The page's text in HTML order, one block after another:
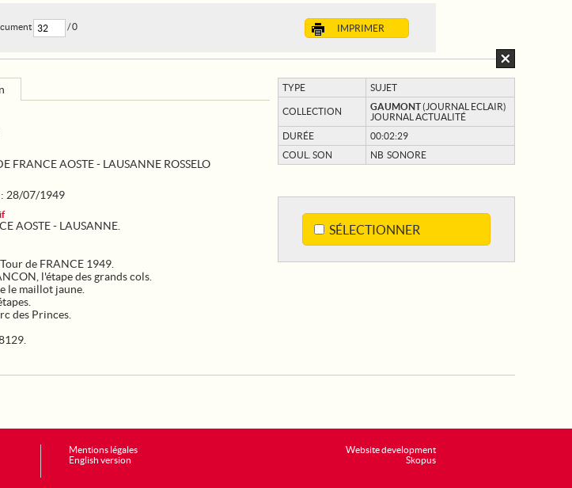
IMPRIMER
/ 0
TYPE SUJET
COLLECTION GAUMONT(JOURNAL ECLAIR)
JOURNAL ACTUALITÉ
DURÉE
00:02:29
COUL. SON
NB SONORE
SÉLECTIONNER
FRANCE AOSTE - LAUSANNE ROSSELO
28/07/1949
AOSTE - LAUSANNE.
de FRANCE 1949.
l'étape des grands cols.
le maillot jaune.
des Princes.
Website development
Skopus
Mentions légales
English version